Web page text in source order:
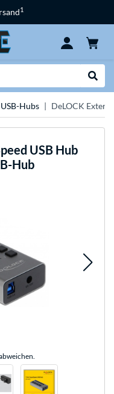
1
USB-Hubs DeLOCK
USB Hub
Hub